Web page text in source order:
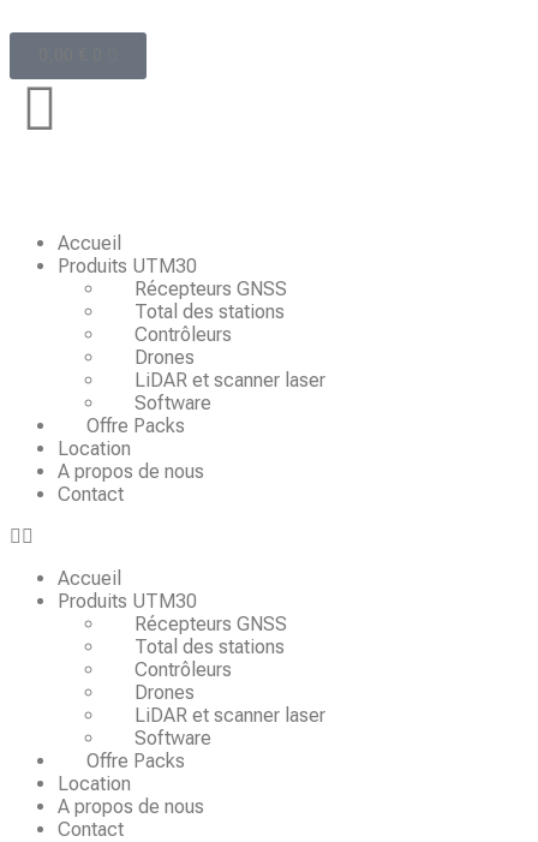
Accueil
Produits UTM30
Récepteurs GNSS
Total des stations
Contrôleurs
Drones
LiDAR et scanner laser
Software
Offre Packs
Location
A propos de nous
Contact
Accueil
Produits UTM30
Récepteurs GNSS
Total des stations
Contrôleurs
Drones
LiDAR et scanner laser
Software
Offre Packs
Location
A propos de nous
Contact